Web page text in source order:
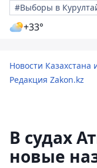
#Выборы в
+33°
Новости Казахстана
Редакция Zakon.kz
В судах
новые